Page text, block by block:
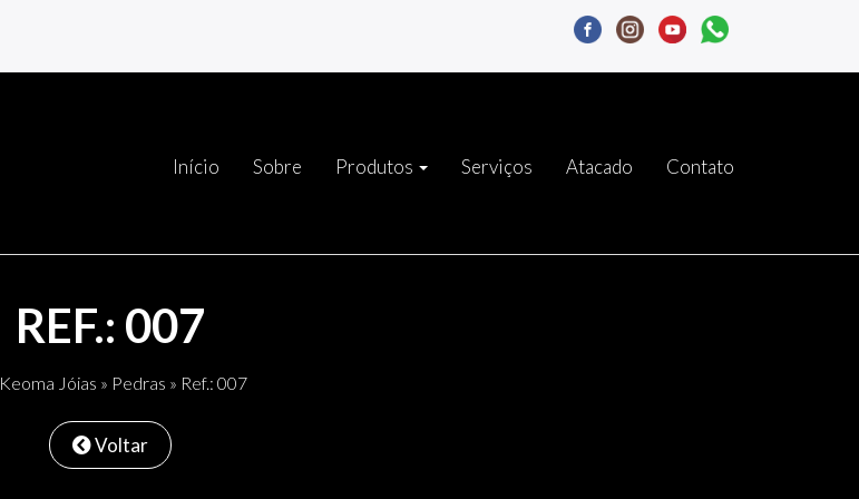
Início Sobre Produtos Serviços Atacado Contato
REF.: 007
Keoma Jóias » Pedras » Ref.: 007
Voltar